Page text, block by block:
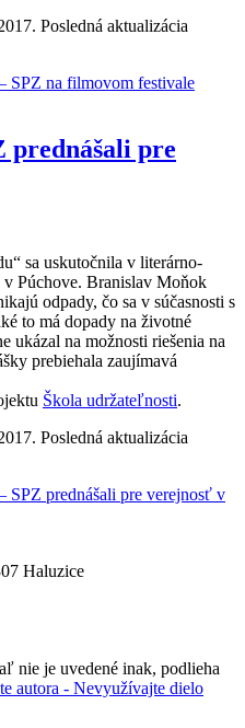
Posledná aktualizácia
SPZ na filmovom festivale
prednášali pre
sa uskutočnila v literárno-
Púchove. Branislav Moňok
odpady, čo sa v súčasnosti s
to má dopady na životné
ukázal na možnosti riešenia na
prebiehala zaujímavá
Škola udržateľnosti.
Posledná aktualizácia
SPZ prednášali pre verejnosť v
Haluzice
nie je uvedené inak, podlieha
autora - Nevyužívajte dielo